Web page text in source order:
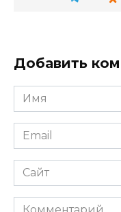
Добавить
Имя
Email
Сайт
Комментарий